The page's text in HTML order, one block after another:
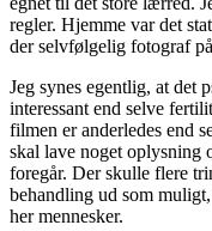
regler. Hjemme var det
der selvfølgelig fotograf
Jeg synes egentlig, at det
interessant end selve
filmen er anderledes end
skal lave noget oplysning
foregår. Der skulle flere
behandling ud som
her mennesker.